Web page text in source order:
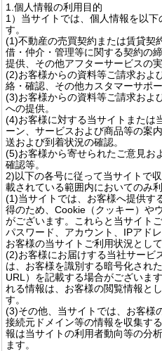
1.個人情報の利用目的
1）当サイトでは、個人情報を以
す。
(1)不動産の売買契約または賃貸契
借・仲介・管理等に関する契約の
提供、その他アフターサービスの実
(2)お客様からの資料等ご請求およ
絡・確認、その他カスタマーサポー
(3)お客様からの資料等ご請求およ
への提供。
(4)お客様に対する当サイトまたは
ーン、サービスおよび商品等の案
送および到着状況の確認。
(5)お客様から寄せられたご意見お
確認等。
2)以下の各号に従って当サイトで
載されている範囲内においてのみ
(1)当サイトでは、お客様へ提供す
得のため、Cookie（クッキー）や
がございます。これらと当サイト
パスワード、アカウント、IPアド
お客様の当サイトご利用状況とし
(2)お客様にお届けする当社サービ
は、お客様を識別する暗号化され
URL）を記載する場合がございま
れる情報は、お客様の閲覧情報と
す。
(3)その他、当サイトでは、お客様
接続元ドメイン等の情報を収集す
報は当サイトの利用者動向等の分
ます。